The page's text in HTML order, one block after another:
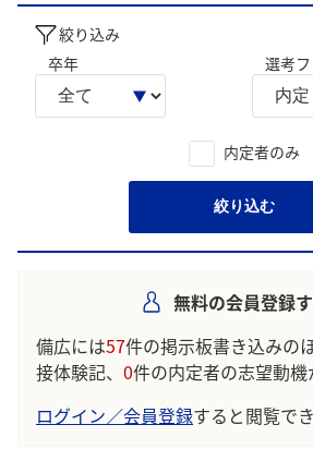
絞り込み
卒年
選考
内定者のみ
絞り込む
無料の会員登録
備広には57件の掲示板書き込みの
接体験記、 0件の内定者の志望動機
ログイン／会員登録すると閲覧でき